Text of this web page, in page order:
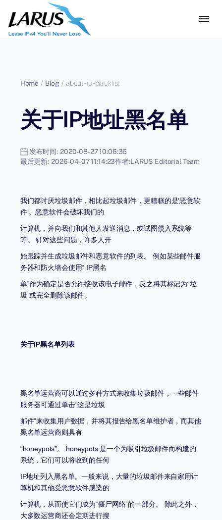
Home / Blog / about-ip-blacklist
关于IP地址黑名单
发布时间: 2020-08-27 10:06:36
最后更新: 2026-04-07 11:14:23作者:LARUS Editorial Team
我们都讨厌垃圾邮件，相比起垃圾邮件，更糟糕的是‘恶意软
件‘。恶意软件会破坏我们的
计算机，并向我们和其他人发送消息，或试图侵入系统等
等。
针对这些问题，许多人开
始跟踪并生成垃圾邮件和恶意软件的列表。
例如某些邮件服
务器和防火墙会使用“ IP黑名
单”作为确定是否允许接收该电子邮件，反之将其标记为“垃
圾”或完全删除该邮件。
关于IP黑名单列表
黑名单运营商可以通过多种方式来收集垃圾邮件，一些邮件
服务器可通过单击“这是垃圾
邮件”来收集用户数据，并将其报告给黑名单维护者，而其他
黑名单运营商则具有
“honeypots”。 honeypots是一个为吸引垃圾邮件而构建的
系统，它们可以将收到的任何
IP地址列入黑名单。一般来说，大量的垃圾邮件来自家用计
算机和其他受恶意软件感染的
计算机，从而使它们成为“僵尸网络”的一部分。
除此之外，
大多数运营商还会定期进行搜